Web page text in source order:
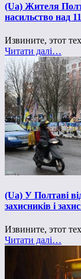
(Ua) Жителя
насильство над
Извините, этот
Читати далі…
(Ua) У Полтаві
захисників і
Извините, этот
Читати далі…